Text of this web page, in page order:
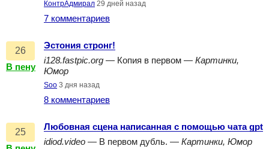
КонтрАдмирал 29 дней назад
7 комментариев
26
В пену
Эстония стронг!
i128.fastpic.org — Копия в первом — Картинки,
Юмор
Soo 3 дня назад
8 комментариев
25
Любовная сцена написанная с помощью чата gpt
idiod.video — В первом дубль. — Картинки, Юмор